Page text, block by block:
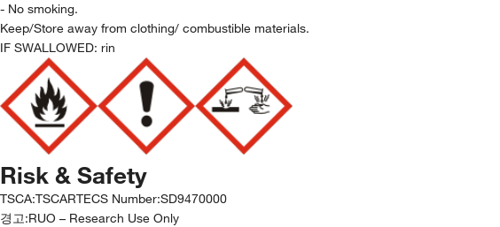
- No smoking.
Keep/Store away from clothing/ combustible materials.
IF SWALLOWED: rin
Risk & Safety
TSCA:TSCARTECS Number:SD9470000
경고:RUO – Research Use Only